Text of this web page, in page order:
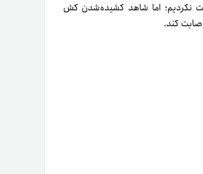
ثبت نکردیم؛ اما شاهد کشیده­‌شدن کش
کند.